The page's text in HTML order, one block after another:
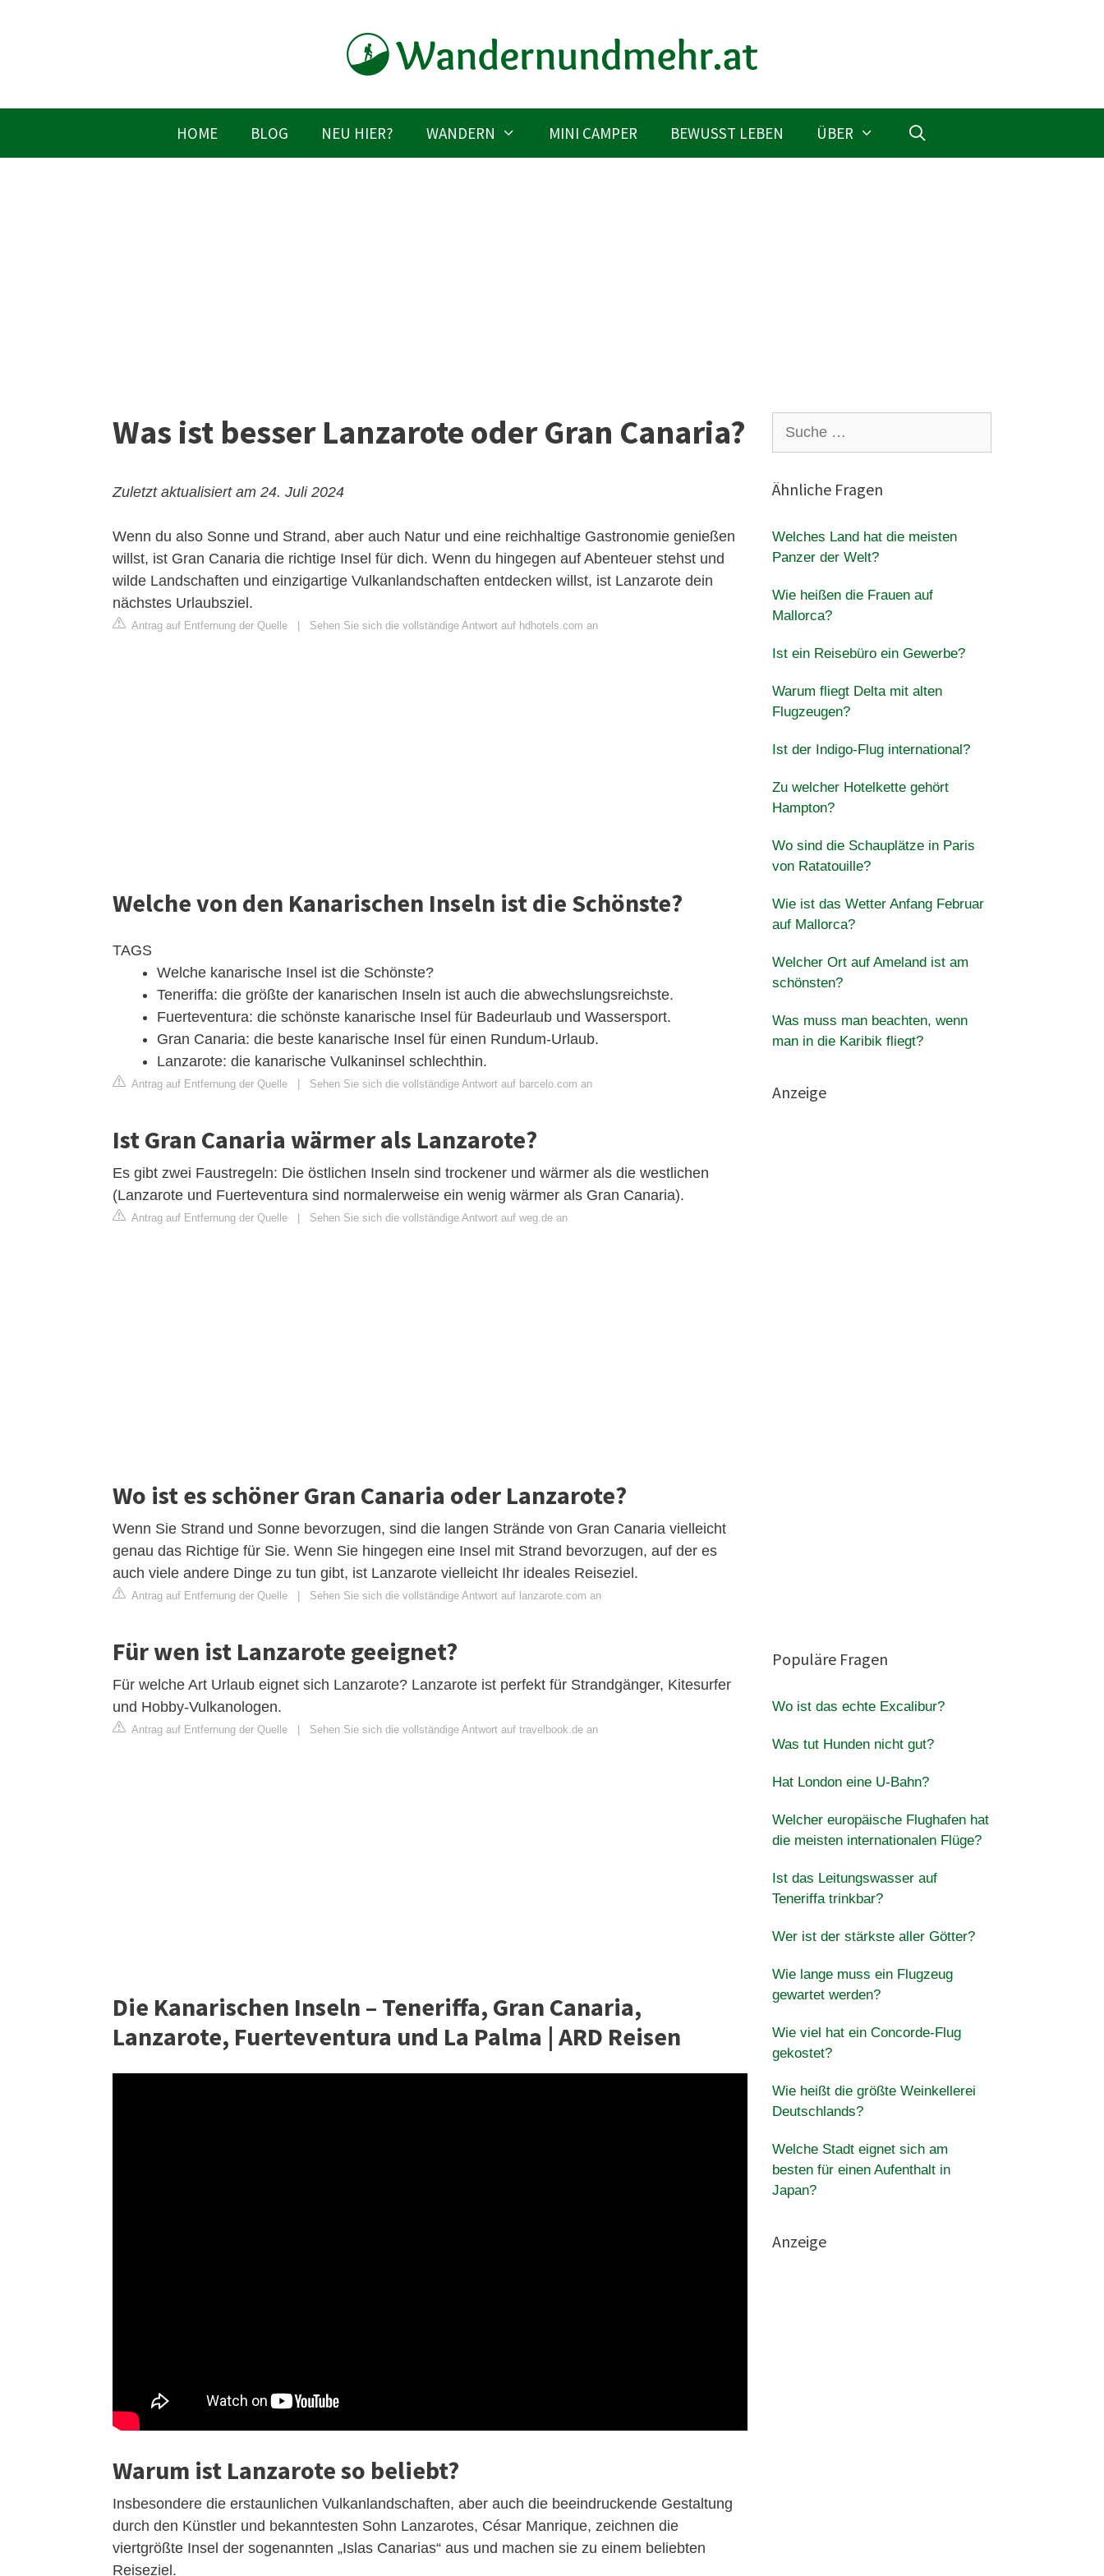
HOME BLOG NEU HIER? WANDERN MINI CAMPER BEWUSST LEBEN ÜBER
Was ist besser Lanzarote oder Gran Canaria?
Zuletzt aktualisiert am 24. Juli 2024
Wenn du also Sonne und Strand, aber auch Natur und eine reichhaltige Gastronomie genießen
willst, ist Gran Canaria die richtige Insel für dich. Wenn du hingegen auf Abenteuer stehst und
wilde Landschaften und einzigartige Vulkanlandschaften entdecken willst, ist Lanzarote dein
nächstes Urlaubsziel.
Antrag auf Entfernung der Quelle Sehen Sie sich die vollständige Antwort auf hdhotels.com an
Welche von den Kanarischen Inseln ist die Schönste?
TAGS
Welche kanarische Insel ist die Schönste?
Teneriffa: die größte der kanarischen Inseln ist auch die abwechslungsreichste.
Fuerteventura: die schönste kanarische Insel für Badeurlaub und Wassersport.
Gran Canaria: die beste kanarische Insel für einen Rundum-Urlaub.
Lanzarote: die kanarische Vulkaninsel schlechthin.
Antrag auf Entfernung der Quelle Sehen Sie sich die vollständige Antwort auf barcelo.com an
Ist Gran Canaria wärmer als Lanzarote?
Es gibt zwei Faustregeln: Die östlichen Inseln sind trockener und wärmer als die westlichen
(Lanzarote und Fuerteventura sind normalerweise ein wenig wärmer als Gran Canaria).
Antrag auf Entfernung der Quelle Sehen Sie sich die vollständige Antwort auf weg.de an
Wo ist es schöner Gran Canaria oder Lanzarote?
Wenn Sie Strand und Sonne bevorzugen, sind die langen Strände von Gran Canaria vielleicht
genau das Richtige für Sie. Wenn Sie hingegen eine Insel mit Strand bevorzugen, auf der es
auch viele andere Dinge zu tun gibt, ist Lanzarote vielleicht Ihr ideales Reiseziel.
Antrag auf Entfernung der Quelle Sehen Sie sich die vollständige Antwort auf lanzarote.com an
Für wen ist Lanzarote geeignet?
Für welche Art Urlaub eignet sich Lanzarote? Lanzarote ist perfekt für Strandgänger, Kitesurfer
und Hobby-Vulkanologen.
Antrag auf Entfernung der Quelle Sehen Sie sich die vollständige Antwort auf travelbook.de an
Die Kanarischen Inseln – Teneriffa, Gran Canaria,
Lanzarote, Fuerteventura und La Palma | ARD Reisen
Warum ist Lanzarote so beliebt?
Insbesondere die erstaunlichen Vulkanlandschaften, aber auch die beeindruckende Gestaltung
durch den Künstler und bekanntesten Sohn Lanzarotes, César Manrique, zeichnen die
viertgrößte Insel der sogenannten „Islas Canarias“ aus und machen sie zu einem beliebten
Reiseziel.
nach:
Ähnliche Fragen
Welches Land hat die meisten
Panzer der Welt?
Wie heißen die Frauen auf
Mallorca?
Ist ein Reisebüro ein Gewerbe?
Warum fliegt Delta mit alten
Flugzeugen?
Ist der Indigo-Flug international?
Zu welcher Hotelkette gehört
Hampton?
Wo sind die Schauplätze in Paris
von Ratatouille?
Wie ist das Wetter Anfang Februar
auf Mallorca?
Welcher Ort auf Ameland ist am
schönsten?
Was muss man beachten, wenn
man in die Karibik fliegt?
Anzeige
Populäre Fragen
Wo ist das echte Excalibur?
Was tut Hunden nicht gut?
Hat London eine U-Bahn?
Welcher europäische Flughafen hat
die meisten internationalen Flüge?
Ist das Leitungswasser auf
Teneriffa trinkbar?
Wer ist der stärkste aller Götter?
Wie lange muss ein Flugzeug
gewartet werden?
Wie viel hat ein Concorde-Flug
gekostet?
Wie heißt die größte Weinkellerei
Deutschlands?
Welche Stadt eignet sich am
besten für einen Aufenthalt in
Japan?
Anzeige